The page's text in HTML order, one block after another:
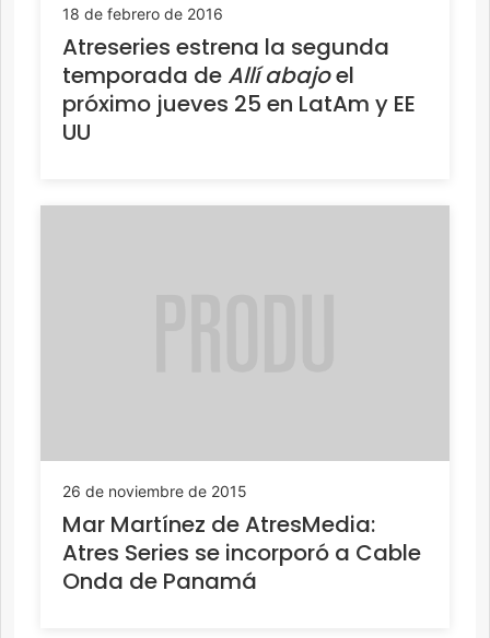
18 de febrero de 2016
Atreseries estrena la segunda
temporada de Allí abajoel
próximo jueves 25 en LatAm y EE
UU
26 de noviembre de 2015
Mar Martínez de AtresMedia:
Atres Series se incorporó a Cable
Onda de Panamá